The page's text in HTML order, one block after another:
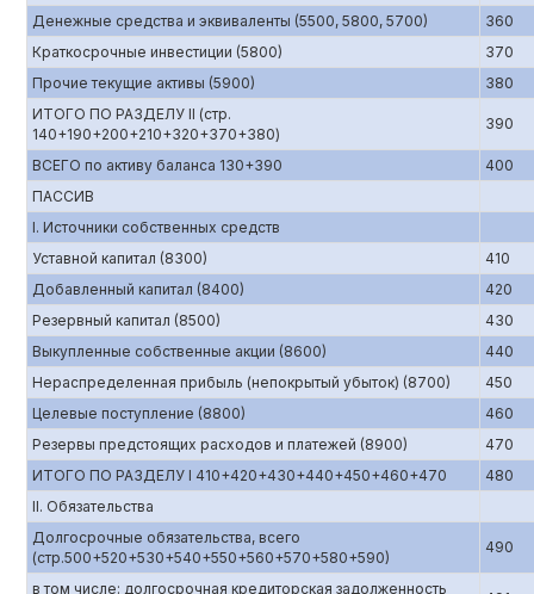
Денежные средства и эквиваленты (5500, 5800, 5700)
360
Краткосрочные инвестиции (5800)
370
Прочие текущие активы (5900)
380
ИТОГО ПО РАЗДЕЛУ II (стр.
140+190+200+210+320+370+380)
390
ВСЕГО по активу баланса 130+390
400
ПАССИВ
I. Источники собственных средств
Уставной капитал (8300)
410
Добавленный капитал (8400)
420
Резервный капитал (8500)
430
Выкупленные собственные акции (8600)
440
Нераспределенная прибыль (непокрытый убыток) (8700)
450
Целевые поступление (8800)
460
Резервы предстоящих расходов и платежей (8900)
470
ИТОГО ПО РАЗДЕЛУ I 410+420+430+440+450+460+470
480
II. Обязательства
Долгосрочные обязательства, всего
(стр.500+520+530+540+550+560+570+580+590)
490
в том числе: долгосрочная кредиторская задолженность